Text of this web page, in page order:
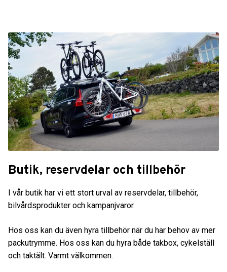
Butik, reservdelar och tillbehör
I vår butik har vi ett stort urval av reservdelar, tillbehör,
bilvårdsprodukter och kampanjvaror.
Hos oss kan du även hyra tillbehör när du har behov av mer
packutrymme. Hos oss kan du hyra både takbox, cykelställ
och taktält. Varmt välkommen.